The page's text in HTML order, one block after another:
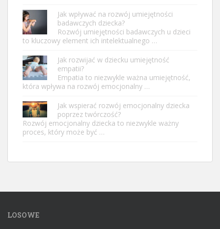
Jak wpływać na rozwój umiejętności
badawczych dziecka?
Rozwój umiejętności badawczych u dzieci
to kluczowy element ich intelektualnego …
Jak rozwijać w dziecku umiejętność
empatii?
Empatia to niezwykle ważna umiejętność,
która wpływa na rozwój emocjonalny …
Jak wspierać rozwój emocjonalny dziecka
poprzez twórczość?
Rozwój emocjonalny dziecka to niezwykle ważny
proces, który może być …
LOSOWE